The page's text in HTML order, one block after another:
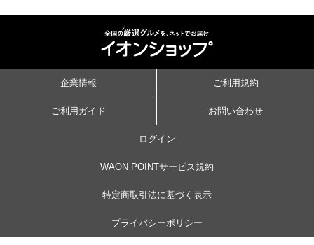
企業情報 ご利用規約
ご利用ガイド お問い合わせ
ログイン
WAON POINTサービス規約
特定商取引法に基づく表示
プライバシーポリシー